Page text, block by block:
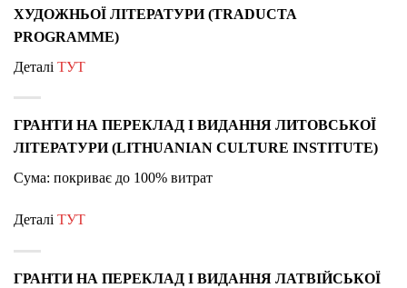
ХУДОЖНЬОЇ ЛІТЕРАТУРИ (TRADUCTA
PROGRAMME)
Деталі ТУТ
ГРАНТИ НА ПЕРЕКЛАД І ВИДАННЯ ЛИТОВСЬКОЇ
ЛІТЕРАТУРИ (LITHUANIAN CULTURE INSTITUTE)
Сума: покриває до 100% витрат
Деталі ТУТ
ГРАНТИ НА ПЕРЕКЛАД І ВИДАННЯ ЛАТВІЙСЬКОЇ